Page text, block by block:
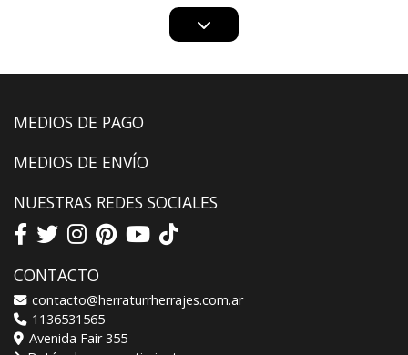
MEDIOS DE PAGO
MEDIOS DE ENVÍO
NUESTRAS REDES SOCIALES
CONTACTO
contacto@herraturrherrajes.com.ar
1136531565
Avenida Fair 355